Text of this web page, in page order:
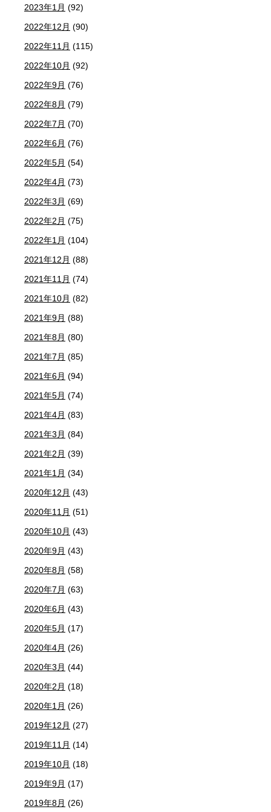
2023年1月 (92)
2022年12月 (90)
2022年11月 (115)
2022年10月 (92)
2022年9月 (76)
2022年8月 (79)
2022年7月 (70)
2022年6月 (76)
2022年5月 (54)
2022年4月 (73)
2022年3月 (69)
2022年2月 (75)
2022年1月 (104)
2021年12月 (88)
2021年11月 (74)
2021年10月 (82)
2021年9月 (88)
2021年8月 (80)
2021年7月 (85)
2021年6月 (94)
2021年5月 (74)
2021年4月 (83)
2021年3月 (84)
2021年2月 (39)
2021年1月 (34)
2020年12月 (43)
2020年11月 (51)
2020年10月 (43)
2020年9月 (43)
2020年8月 (58)
2020年7月 (63)
2020年6月 (43)
2020年5月 (17)
2020年4月 (26)
2020年3月 (44)
2020年2月 (18)
2020年1月 (26)
2019年12月 (27)
2019年11月 (14)
2019年10月 (18)
2019年9月 (17)
2019年8月 (26)